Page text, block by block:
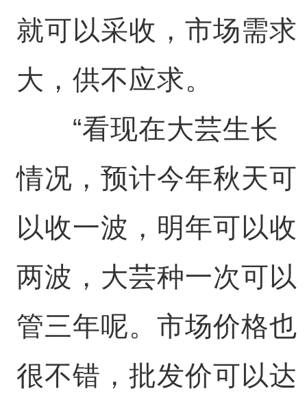
就可以采收，市场需求
大，供不应求。
“看现在大芸生长
情况，预计今年秋天可
以收一波，明年可以收
两波，大芸种一次可以
管三年呢。市场价格也
很不错，批发价可以达